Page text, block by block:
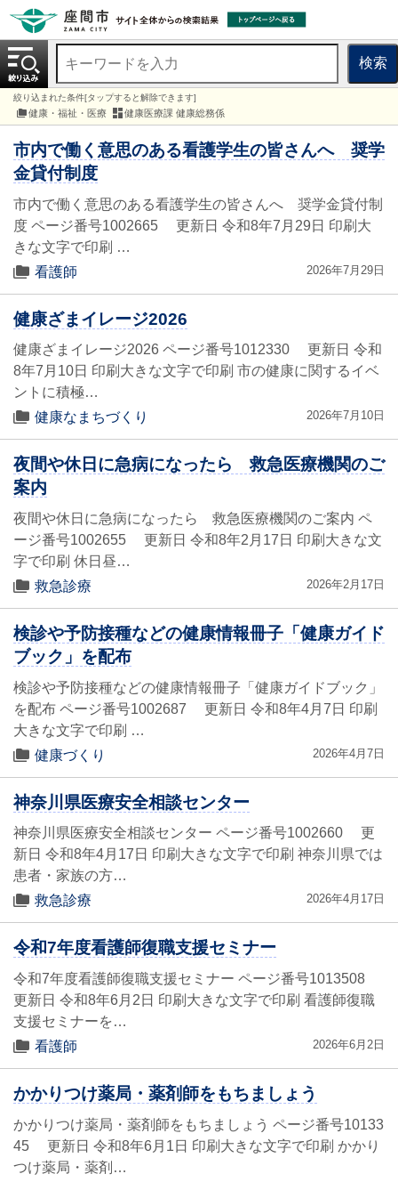
検索
絞り込まれた条件[タップすると解除できます]
健康・福祉・医療 健康医療課 健康総務係
市内で働く意思のある看護学生の皆さんへ 奨学
金貸付制度
市内で働く意思のある看護学生の皆さんへ 奨学金貸付制
度 ページ番号1002665 更新日 令和8年7月29日 印刷大
きな文字で印刷 …
看護師
2026年7月29日
健康ざまイレージ2026
健康ざまイレージ2026 ページ番号1012330 更新日 令和
8年7月10日 印刷大きな文字で印刷 市の健康に関するイベ
ントに積極…
健康なまちづくり
2026年7月10日
夜間や休日に急病になったら 救急医療機関のご
案内
夜間や休日に急病になったら 救急医療機関のご案内 ペ
ージ番号1002655 更新日 令和8年2月17日 印刷大きな文
字で印刷 休日昼…
救急診療
2026年2月17日
検診や予防接種などの健康情報冊子「健康ガイド
ブック」を配布
検診や予防接種などの健康情報冊子「健康ガイドブック」
を配布 ページ番号1002687 更新日 令和8年4月7日 印刷
大きな文字で印刷 …
健康づくり
2026年4月7日
神奈川県医療安全相談センター
神奈川県医療安全相談センター ページ番号1002660 更
新日 令和8年4月17日 印刷大きな文字で印刷 神奈川県では
患者・家族の方…
救急診療
2026年4月17日
令和7年度看護師復職支援セミナー
令和7年度看護師復職支援セミナー ページ番号1013508
更新日 令和8年6月2日 印刷大きな文字で印刷 看護師復職
支援セミナーを…
看護師
2026年6月2日
かかりつけ薬局・薬剤師をもちましょう
かかりつけ薬局・薬剤師をもちましょう ページ番号10133
45 更新日 令和8年6月1日 印刷大きな文字で印刷 かかり
つけ薬局・薬剤…